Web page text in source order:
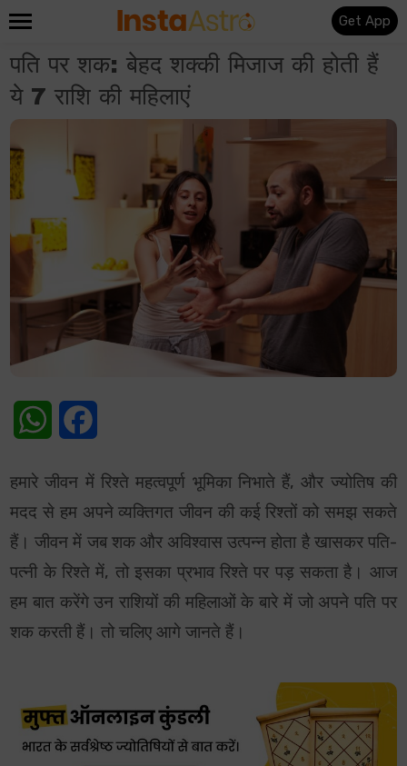
Get App
पति पर शक: बेहद शक्की मिजाज की होती हैं
ये 7 राशि की महिलाएं
WhatsApp
हमारे जीवन में रिश्ते महत्वपूर्ण भूमिका निभाते हैं, और ज्योतिष की
मदद से हम अपने व्यक्तिगत जीवन की कई रिश्तों को समझ सकते
हैं। जीवन में जब शक और अविश्वास उत्पन्न होता है खासकर पति-
पत्नी के रिश्ते में, तो इसका प्रभाव रिश्ते पर पड़ सकता है। आज
हम बात करेंगे उन राशियों की महिलाओं के बारे में जो अपने पति पर
शक करती हैं। तो चलिए आगे जानते हैं।